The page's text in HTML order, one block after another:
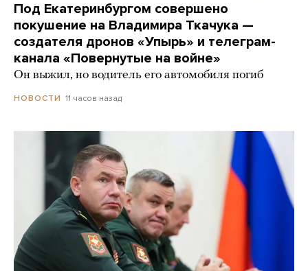
Под Екатеринбургом совершено
покушение на Владимира Ткачука —
создателя дронов «Упырь» и телеграм-
канала «Повернутые на войне»
Он выжил, но водитель его автомобиля погиб
НОВОСТИ 11 часов назад